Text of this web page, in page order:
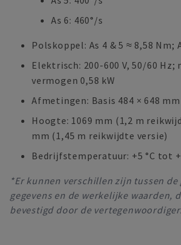
As 6: 460°/s
Polskoppel: As 4 & 5 ≈ 8,58 Nm;
Elektrisch: 200-600 V, 50/60 Hz;
vermogen 0,58 kW
Afmetingen: Basis 484 × 648 mm
Hoogte: 1069 mm (1,2 m
mm (1,45 m reikwijdte versie)
Bedrijfstemperatuur: +5 °C tot
*Er kunnen verschillen zijn tussen
gegevens en de werkelijke waarden,
bevestigd door de vertegenwoordiger.